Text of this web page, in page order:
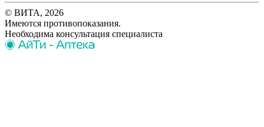
© ВИТА, 2026
Имеются противопоказания.
Необходима консультация специалиста